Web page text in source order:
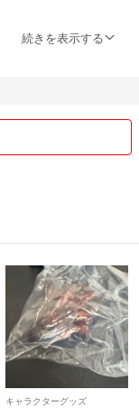
続きを表示する
キャラクターグッズ